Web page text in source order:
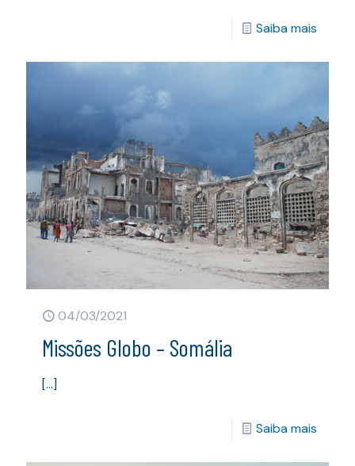
Saiba mais
04/03/2021
Missões Globo – Somália
[…]
Saiba mais